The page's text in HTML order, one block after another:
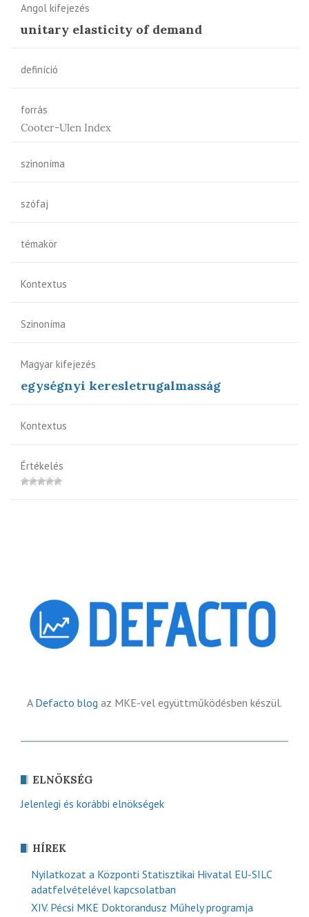
Angol kifejezés
unitary elasticity of demand
definíció
forrás
Cooter-Ulen Index
szinoníma
szófaj
témakör
Kontextus
Szinoníma
Magyar kifejezés
egységnyi keresletrugalmasság
Kontextus
Értékelés
A Defacto blog az MKE-vel együttműködésben készül.
ELNÖKSÉG
Jelenlegi és korábbi elnökségek
HÍREK
Nyilatkozat a Központi Statisztikai Hivatal EU-SILC
adatfelvételével kapcsolatban
XIV. Pécsi MKE Doktorandusz Műhely programja